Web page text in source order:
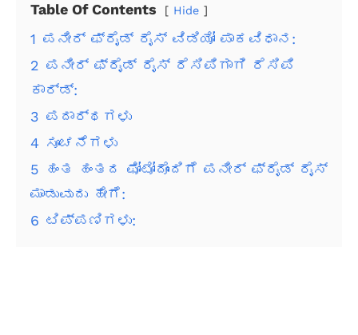
Table Of Contents Hide
1 ಪನೀರ್ ಫ್ರೈಡ್ ರೈಸ್ ವಿಡಿಯೋ ಪಾಕವಿಧಾನ:
2 ಪನೀರ್ ಫ್ರೈಡ್ ರೈಸ್ ರೆಸಿಪಿಗಾಗಿ ರೆಸಿಪಿ
ಕಾರ್ಡ್:
3 ಪದಾರ್ಥಗಳು
4 ಸೂಚನೆಗಳು
5 ಹಂತ ಹಂತದ ಫೋಟೋದೊಂದಿಗೆ ಪನೀರ್ ಫ್ರೈಡ್ ರೈಸ್
ಮಾಡುವುದು ಹೇಗೆ:
6 ಟಿಪ್ಪಣಿಗಳು: